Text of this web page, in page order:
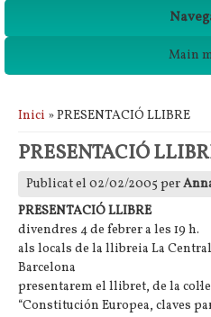
Main
Esteu aquí
Inici » PRESENTACIÓ LLIBRE
PRESENTACIÓ
Publicat el 02/02/2005 per
PRESENTACIÓ LLIBRE
divendres 4 de febrer a les 19 h.
als locals de la llibreia La
Barcelona
presentarem el llibret, de la
“Constitución Europea, claves